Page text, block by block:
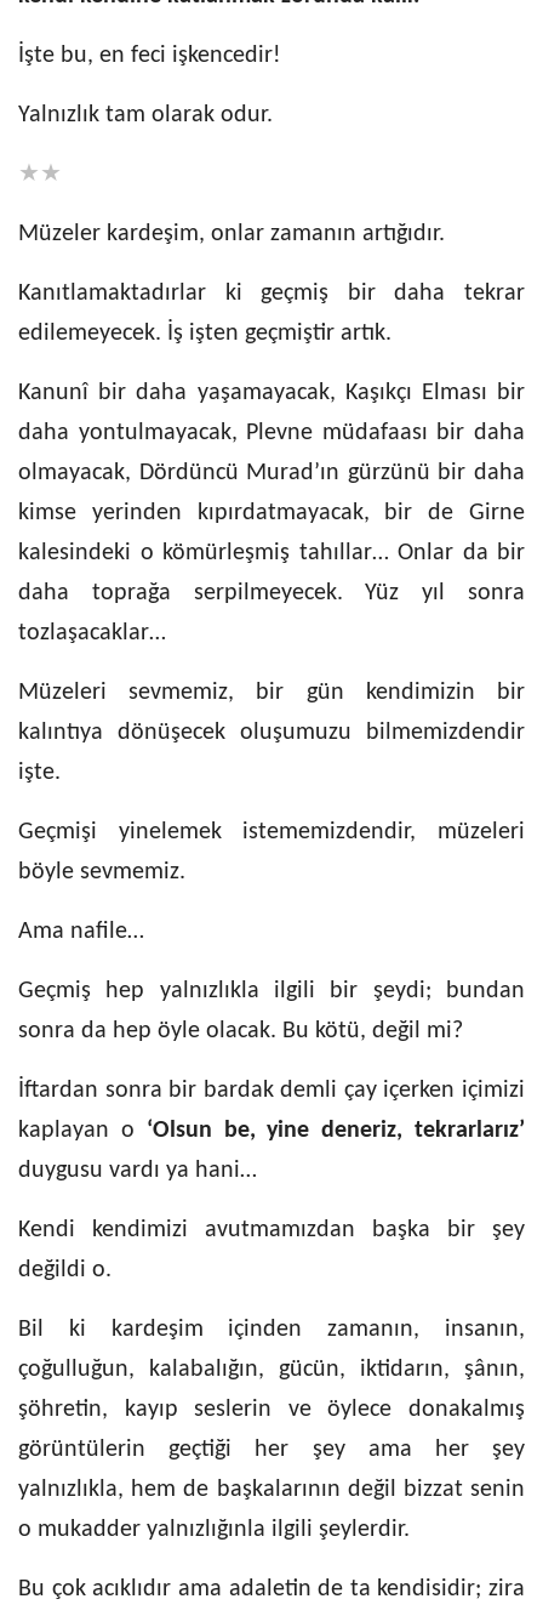
İşte bu, en feci işkencedir!
Yalnızlık tam olarak odur.
★★
Müzeler kardeşim, onlar zamanın artığıdır.
Kanıtlamaktadırlar ki geçmiş bir daha tekrar
edilemeyecek. İş işten geçmiştir artık.
Kanunî bir daha yaşamayacak, Kaşıkçı Elması bir
daha yontulmayacak, Plevne müdafaası bir daha
olmayacak, Dördüncü Murad’ın gürzünü bir daha
kimse yerinden kıpırdatmayacak, bir de Girne
kalesindeki o kömürleşmiş tahıllar… Onlar da bir
daha toprağa serpilmeyecek. Yüz yıl sonra
tozlaşacaklar…
Müzeleri sevmemiz, bir gün kendimizin bir
kalıntıya dönüşecek oluşumuzu bilmemizdendir
işte.
Geçmişi yinelemek istememizdendir, müzeleri
böyle sevmemiz.
Ama nafile…
Geçmiş hep yalnızlıkla ilgili bir şeydi; bundan
sonra da hep öyle olacak. Bu kötü, değil mi?
İftardan sonra bir bardak demli çay içerken içimizi
kaplayan o ‘Olsun be, yine deneriz, tekrarlarız’
duygusu vardı ya hani…
Kendi kendimizi avutmamızdan başka bir şey
değildi o.
Bil ki kardeşim içinden zamanın, insanın,
çoğulluğun, kalabalığın, gücün, iktidarın, şânın,
şöhretin, kayıp seslerin ve öylece donakalmış
görüntülerin geçtiği her şey ama her şey
yalnızlıkla, hem de başkalarının değil bizzat senin
o mukadder yalnızlığınla ilgili şeylerdir.
Bu çok acıklıdır ama adaletin de ta kendisidir; zira